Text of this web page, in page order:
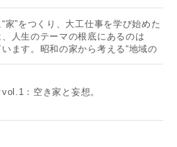
家”をつくり、大工仕事を学び始めた
人生のテーマの根底にあるのは
います。昭和の家から考える“地域の
：空き家と妄想。